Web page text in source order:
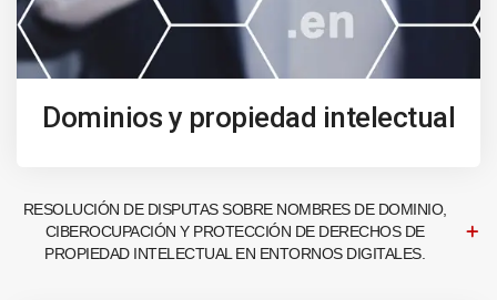
Dominios y propiedad intelectual
RESOLUCIÓN DE DISPUTAS SOBRE NOMBRES DE DOMINIO,
CIBEROCUPACIÓN Y PROTECCIÓN DE DERECHOS DE
PROPIEDAD INTELECTUAL EN ENTORNOS DIGITALES.